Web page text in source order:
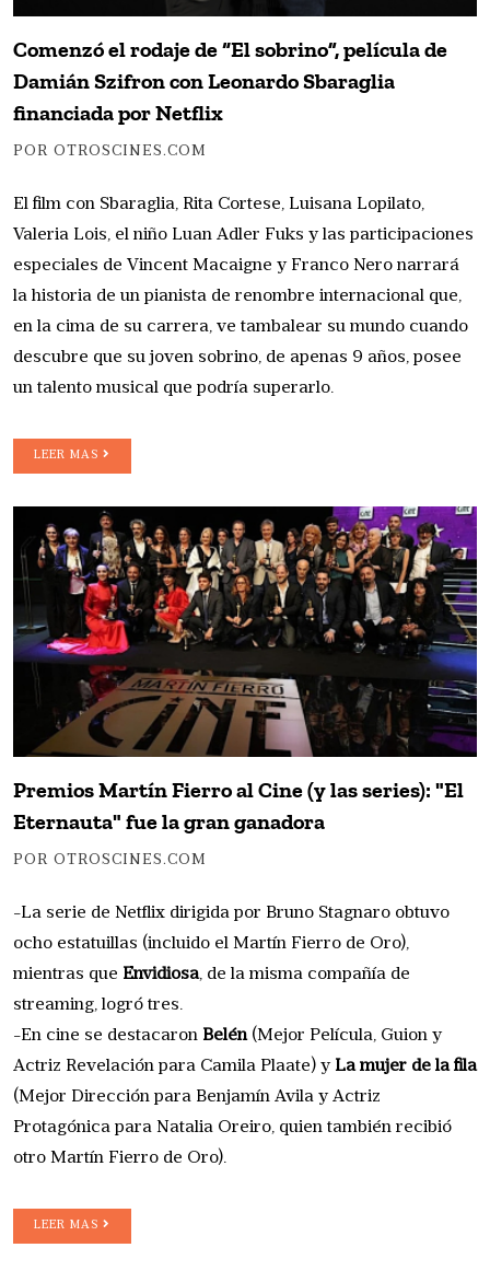
Comenzó el rodaje de “El sobrino”, película de
Damián Szifron con Leonardo Sbaraglia
financiada por Netflix
POR OTROSCINES.COM
El film con Sbaraglia, Rita Cortese, Luisana Lopilato,
Valeria Lois, el niño Luan Adler Fuks y las participaciones
especiales de Vincent Macaigne y Franco Nero narrará
la historia de un pianista de renombre internacional que,
en la cima de su carrera, ve tambalear su mundo cuando
descubre que su joven sobrino, de apenas 9 años, posee
un talento musical que podría superarlo.
LEER MAS
Premios Martín Fierro al Cine (y las series): "El
Eternauta" fue la gran ganadora
POR OTROSCINES.COM
-La serie de Netflix dirigida por Bruno Stagnaro obtuvo
ocho estatuillas (incluido el Martín Fierro de Oro),
mientras que Envidiosa, de la misma compañía de
streaming, logró tres.
-En cine se destacaron Belén(Mejor Película, Guion y
Actriz Revelación para Camila Plaate) y La mujer de la fila
(Mejor Dirección para Benjamín Avila y Actriz
Protagónica para Natalia Oreiro, quien también recibió
otro Martín Fierro de Oro).
LEER MAS